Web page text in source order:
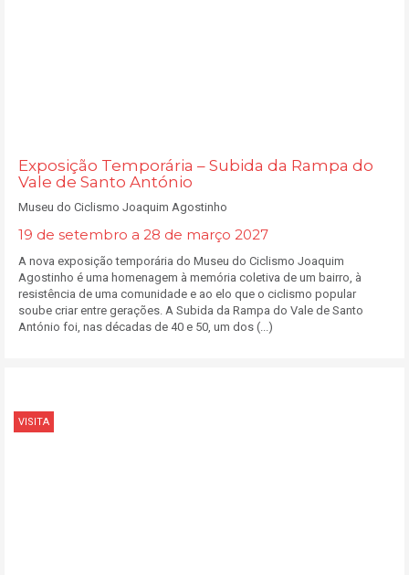
Exposição Temporária – Subida da Rampa do
Vale de Santo António
Museu do Ciclismo Joaquim Agostinho
19 de setembro a 28 de março 2027
A nova exposição temporária do Museu do Ciclismo Joaquim
Agostinho é uma homenagem à memória coletiva de um bairro, à
resistência de uma comunidade e ao elo que o ciclismo popular
soube criar entre gerações. A Subida da Rampa do Vale de Santo
António foi, nas décadas de 40 e 50, um dos (...)
VISITA